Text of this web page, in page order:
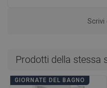
Scrivi
Prodotti della stessa
GIORNATE DEL BAGNO